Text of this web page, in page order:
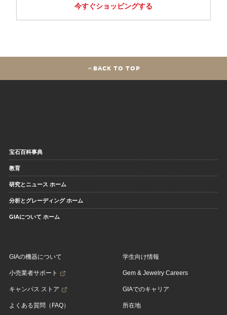
今すぐショッピングする
BACK TO TOP
宝石百科事典
教育
研究とニュース ホーム
分析とグレーディング ホーム
GIAについて ホーム
GIAの機器について
小売業者サポート
キャンパス ストア
よくある質問（FAQ）
学生向け情報
Gem & Jewelry Careers
GIAでのキャリア
所在地